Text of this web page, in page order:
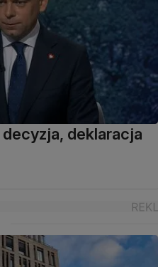
decyzja, deklaracja